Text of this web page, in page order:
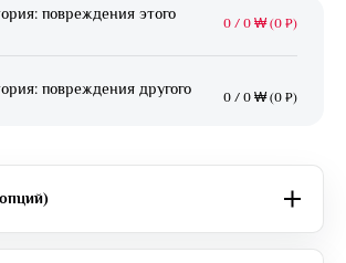
повреждения этого
0 / 0 ₩ (0 ₽)
повреждения другого
0 / 0 ₩ (0 ₽)